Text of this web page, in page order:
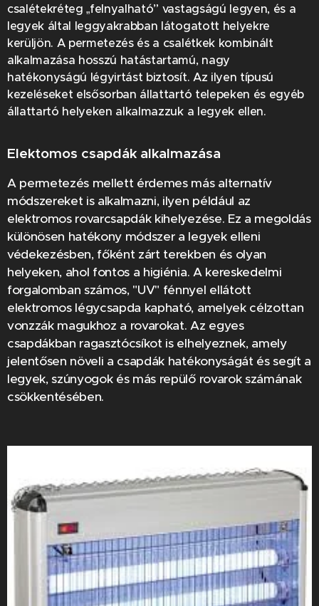
csalétekréteg „felnyalható” vastagságú legyen, és a
legyek által leggyakrabban látogatott helyekre
kerüljön. A permetezés és a csalétkek kombinált
alkalmazása hosszú hatástartamú, nagy
hatékonyságú légyirtást biztosít. Az ilyen típusú
kezeléseket elsősorban állattartó telepeken és egyéb
állattartó helyeken alkalmazzuk a legyek ellen.
Elektomos csapdák alkalmazása
A permetezés mellett érdemes más alternatív
módszereket is alkalmazni, ilyen például az
elektromos rovarcsapdák kihelyezése. Ez a megoldás
különösen hatékony módszer a legyek elleni
védekezésben, főként zárt terekben és olyan
helyeken, ahol fontos a higiénia. A kereskedelmi
forgalomban számos, "UV" fénnyel ellátott
elektromos légycsapda kapható, amelyek célzottan
vonzzák magukhoz a rovarokat. Az egyes
csapdákban ragasztócsíkot is elhelyeznek, amely
jelentősen növeli a csapdák hatékonyságát és segít a
legyek, szúnyogok és más repülő rovarok számának
csökkentésében.